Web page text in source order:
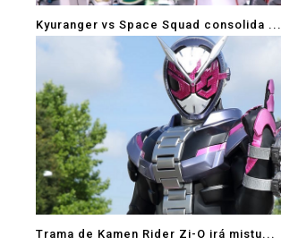
Kyuranger vs Space Squad consolida ...
Trama de Kamen Rider Zi-O irá mistu...